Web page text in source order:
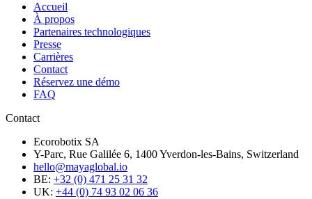
Accueil
À propos
Partenaires technologiques
Presse
Carrières
Contact
Réservez une démo
FAQ
Contact
Ecorobotix SA
Y-Parc, Rue Galilée 6, 1400 Yverdon-les-Bains, Switzerland
hello@mayaglobal.io
BE: +32 (0) 471 25 31 32
UK: +44 (0) 74 93 02 06 36